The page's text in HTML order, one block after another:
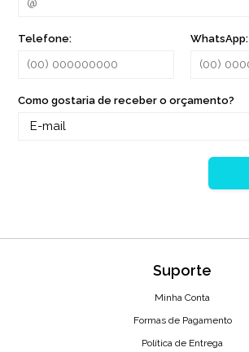
Telefone: WhatsApp:
Como gostaria de receber o orçamento?
Suporte
Minha Conta
Formas de Pagamento
Política de Entrega